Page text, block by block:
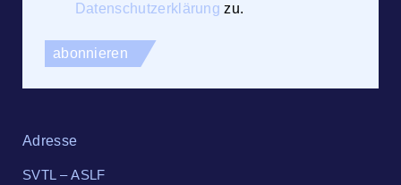
Datenschutzerklärung zu.
Adresse
SVTL – ASLF